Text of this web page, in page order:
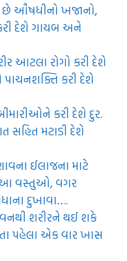
ઔષધીનો ખજાનો,
દેશે ગાયબ અને
આટલા રોગો કરી દેશે
પાચનશક્તિ કરી દેશે
કરી દેશે દુર.
સહિત મટાડી દેશે
ઈલાજના માટે
આ વસ્તુઓ, વગર
દુખાવા….
શરીરને થઈ શકે
પહેલા એક વાર ખાસ